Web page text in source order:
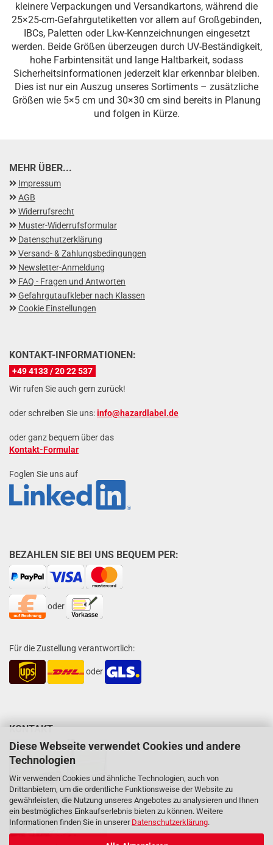
Diese Webseite verwendet Cookies und andere
Technologien
Wir verwenden Cookies und ähnliche Technologien, auch von
Drittanbietern, um die ordentliche Funktionsweise der Website zu
gewährleisten, die Nutzung unseres Angebotes zu analysieren und Ihnen
ein bestmögliches Einkaufserlebnis bieten zu können. Weitere
Informationen finden Sie in unserer Datenschutzerklärung.
kleinere Verpackungen und Versandkartons, während die
25×25-cm-Gefahrgutetiketten vor allem auf Großgebinden,
IBCs, Paletten oder Lkw-Kennzeichnungen eingesetzt
werden. Beide Größen überzeugen durch UV-Beständigkeit,
hohe Farbintensität und lange Haltbarkeit, sodass
Sicherheitsinformationen jederzeit klar erkennbar bleiben.
Dies ist nur ein Auszug unseres Sortiments – zusätzliche
Größen wie 5×5 cm und 30×30 cm sind bereits in Planung
und folgen in Kürze.
MEHR ÜBER...
Impressum
AGB
Widerrufsrecht
Muster-Widerrufsformular
Datenschutzerklärung
Versand- & Zahlungsbedingungen
Newsletter-Anmeldung
FAQ - Fragen und Antworten
Gefahrgutaufkleber nach Klassen
Cookie Einstellungen
KONTAKT-INFORMATIONEN:
+49 4133 / 20 22 537
Wir rufen Sie auch gern zurück!
oder schreiben Sie uns:info@hazardlabel.de
oder ganz bequem über das
Kontakt-Formular
Foglen Sie uns auf
BEZAHLEN SIE BEI UNS BEQUEM PER:
oder
Für die Zustellung verantwortlich:
oder
KONTAKT